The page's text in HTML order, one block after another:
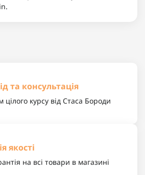
та консультація
цілого курсу від Стаса Бороди
якості
на всі товари в магазині